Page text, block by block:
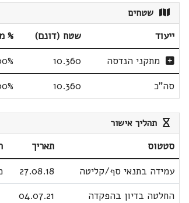
שטחים
ייעוד שטח (דונם) %
מתקני הנדסה
10.360
סה"כ
10.360
תהליך אישור
סטטוס תאריך
עמידה בתנאי סף/קליטה
27.08.18
החלטה בדיון בהפקדה
04.07.21